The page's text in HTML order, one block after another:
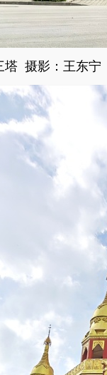
塔 摄影：王东宁